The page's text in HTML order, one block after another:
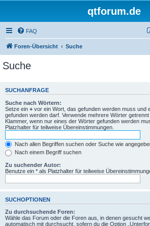
qtforum.de
FAQ
Foren-Übersicht Suche
Suche
SUCHANFRAGE
Suche nach Wörtern:
Setze ein + vor ein Wort, das gefunden werden muss und
gefunden werden darf. Verwende mehrere Wörter
Klammer, wenn nur eines der Wörter gefunden werden
Platzhalter für teilweise Übereinstimmungen.
Nach allen Begriffen suchen oder Suche wie
Nach einem Begriff suchen
Zu suchender Autor:
Benutze ein * als Platzhalter für teilweise
SUCHOPTIONEN
Zu durchsuchende Foren:
Wähle das Forum oder die Foren aus, in denen gesucht
automatisch mit durchsucht, sofern du die Option